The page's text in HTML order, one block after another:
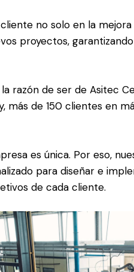
no solo en la
proyectos,
razón de ser de Asitec
más de 150 clientes en
es única. Por eso,
para diseñar e
de cada cliente.